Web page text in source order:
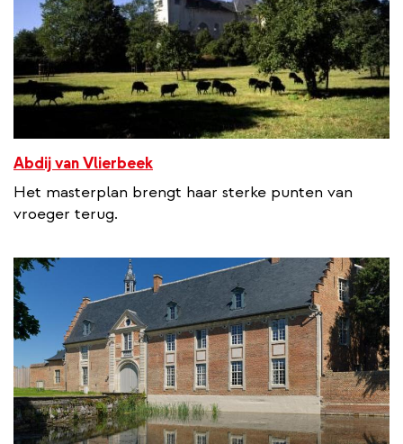
Abdij van Vlierbeek
Het masterplan brengt haar sterke punten van
vroeger terug.